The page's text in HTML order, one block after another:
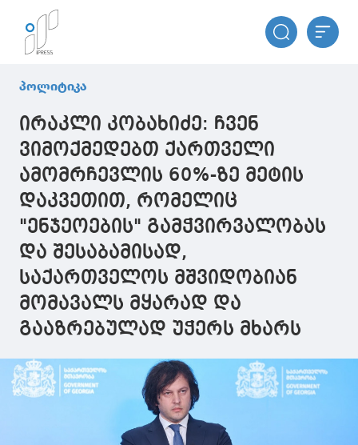
პოლიტიკა
ირაკლი კობახიძე: ჩვენ
ვიმოქმედებთ ქართველი
ამომრჩევლის 60%-ზე მეტის
დაკვეთით, რომელიც
"ენჯეოების" გამჭვირვალობას
და შესაბამისად,
საქართველოს მშვიდობიან
მომავალს მყარად და
გააზრებულად უჭერს მხარს